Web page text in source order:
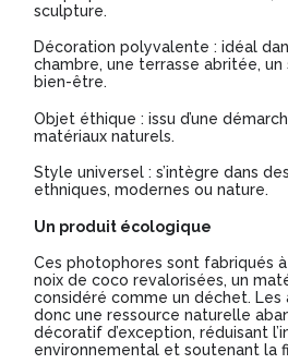
sculpture.
Décoration polyvalente : idéal
chambre, une terrasse abritée, un
bien-être.
Objet éthique : issu d’une
matériaux naturels.
Style universel : s’intègre dans
ethniques, modernes ou nature.
Un produit écologique
Ces photophores sont fabriqués
noix de coco revalorisées, un
considéré comme un déchet.
donc une ressource naturelle
décoratif d’exception, réduisant
environnemental et soutenant la